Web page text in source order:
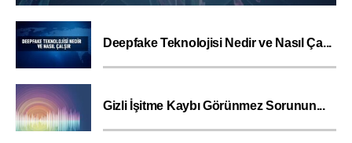
Deepfake Teknolojisi Nedir ve Nasıl Ça...
Gizli İşitme Kaybı Görünmez Sorunun...